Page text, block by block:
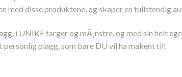
med disse produktene, og skaper en fullstendig
i UNIKE farger og mÃ¸nstre, og med sin helt
plagg, som bare DU vil ha makent til!